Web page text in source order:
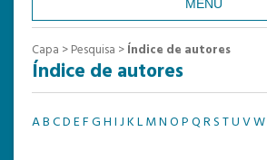
MENU
CAPA
SOBRE
Capa >Pesquisa >Índice de autores
Índice de autores
ABCDEFGHIJKLMNOPQRSTUVW